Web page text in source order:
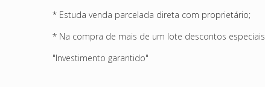
* Estuda venda parcelada direta com proprietário;
* Na compra de mais de um lote descontos especiais.
"Investimento garantido"